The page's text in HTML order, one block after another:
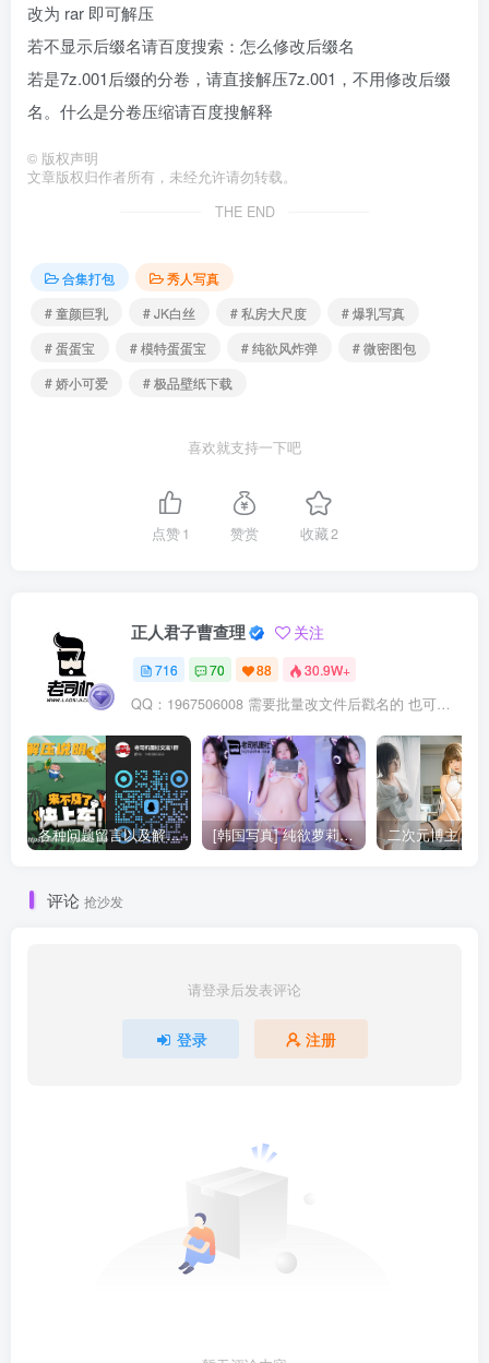
改为 rar 即可解压
若不显示后缀名请百度搜索：怎么修改后缀名
若是7z.001后缀的分卷，请直接解压7z.001，不用修改后缀
名。什么是分卷压缩请百度搜解释
© 版权声明
文章版权归作者所有，未经允许请勿转载。
THE END
合集打包
秀人写真
# 童颜巨乳
# JK白丝 # 私房大尺度
# 爆乳写真
# 蛋蛋宝
# 模特蛋蛋宝 # 纯欲风炸弹
# 微密图包
# 娇小可爱
# 极品壁纸下载
喜欢就支持一下吧
点赞1 赞赏 收藏2
正人君子曹查理 关注
716 70 88 30.9W+
QQ：1967506008 需要批量改文件后戳名的 也可以加我
各种问题留言以及解压教程 [韩国写真] 纯欲萝莉Yeon Woo(연우) 写真合集 [51]期
评论 抢沙发
请登录后发表评论
登录 注册